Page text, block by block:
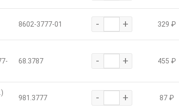
8602-3777-01 - + 329 ₽
68.3787 - + 455 ₽
981.3777 - + 87 ₽